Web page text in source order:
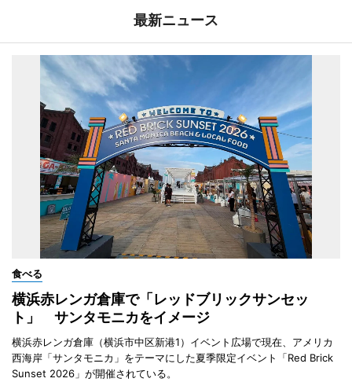
最新ニュース
食べる
横浜赤レンガ倉庫で「レッドブリックサンセッ
ト」 サンタモニカをイメージ
横浜赤レンガ倉庫（横浜市中区新港1）イベント広場で現在、アメリカ
西海岸「サンタモニカ」をテーマにした夏季限定イベント「Red Brick
Sunset 2026」が開催されている。